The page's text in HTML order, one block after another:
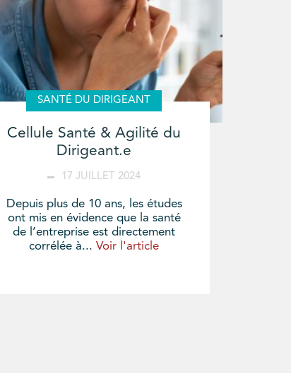
SANTÉ DU DIRIGEANT
Cellule Santé & Agilité du
Dirigeant.e
17 JUILLET 2024
Depuis plus de 10 ans, les études
ont mis en évidence que la santé
de l’entreprise est directement
corrélée à...Voir l'article